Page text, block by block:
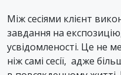
Між сесіями клієнт
завдання на
усвідомленості. Це не
ніж самі сесії, адже